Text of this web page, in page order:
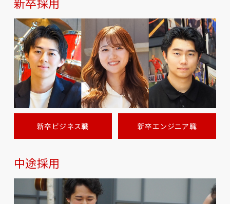
新卒採用
新卒ビジネス職 新卒エンジニア職
中途採用